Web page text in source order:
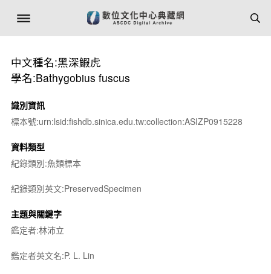
中文種名:黑深鰕虎
學名:Bathygobius fuscus
識別資訊
標本號:urn:lsid:fishdb.sinica.edu.tw:collection:ASIZP0915228
資料類型
紀錄類別:魚類標本
紀錄類別英文:PreservedSpecimen
主題與關鍵字
鑑定者:林沛立
鑑定者英文名:P. L. Lin